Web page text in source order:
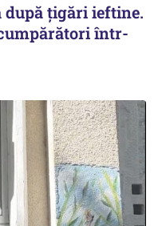
țigări ieftine.
într-